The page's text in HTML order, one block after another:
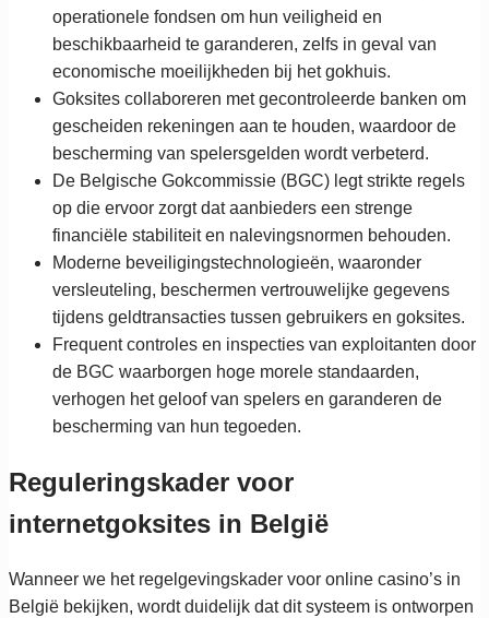
operationele fondsen om hun veiligheid en
beschikbaarheid te garanderen, zelfs in geval van
economische moeilijkheden bij het gokhuis.
Goksites collaboreren met gecontroleerde banken om
gescheiden rekeningen aan te houden, waardoor de
bescherming van spelersgelden wordt verbeterd.
De Belgische Gokcommissie (BGC) legt strikte regels
op die ervoor zorgt dat aanbieders een strenge
financiële stabiliteit en nalevingsnormen behouden.
Moderne beveiligingstechnologieën, waaronder
versleuteling, beschermen vertrouwelijke gegevens
tijdens geldtransacties tussen gebruikers en goksites.
Frequent controles en inspecties van exploitanten door
de BGC waarborgen hoge morele standaarden,
verhogen het geloof van spelers en garanderen de
bescherming van hun tegoeden.
Reguleringskader voor
internetgoksites in België
Wanneer we het regelgevingskader voor online casino’s in
België bekijken, wordt duidelijk dat dit systeem is ontworpen